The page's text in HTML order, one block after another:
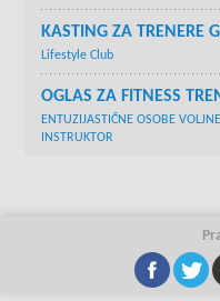
KASTING ZA TRENERE
Lifestyle Club
OGLAS ZA FITNESS
ENTUZIJASTIČNE OSOBE
INSTRUKTOR